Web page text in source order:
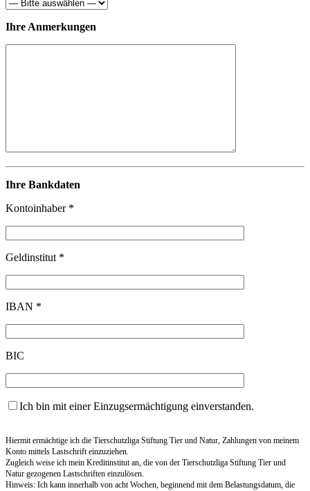
Ihre Anmerkungen
Ihre Bankdaten
Kontoinhaber *
Geldinstitut *
IBAN *
BIC
Ich bin mit einer Einzugsermächtigung einverstanden.
Hiermit ermächtige ich die Tierschutzliga Stiftung Tier und Natur, Zahlungen von meinem
Konto mittels Lastschrift einzuziehen.
Zugleich weise ich mein Kreditinstitut an, die von der Tierschutzliga Stiftung Tier und
Natur gezogenen Lastschriften einzulösen.
Hinweis: Ich kann innerhalb von acht Wochen, beginnend mit dem Belastungsdatum, die